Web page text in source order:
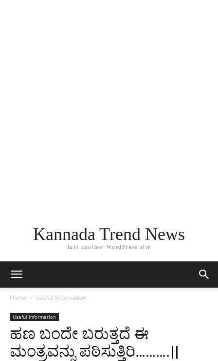
Kannada Trend News
Just another WordPress site
Home Useful Information
Useful Information
ಹಣ ಬಂದೇ ಬರುತ್ತದೆ ಈ
ಮಂತ್ರವನ್ನು ಪಠಿಸುತ್ತಿರಿ……….||